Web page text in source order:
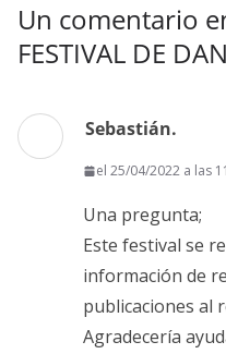
Un comentario
FESTIVAL DE
Sebastián.
el 25/04/2022 a las
Una pregunta;
Este festival se
información de
publicaciones al
Agradecería